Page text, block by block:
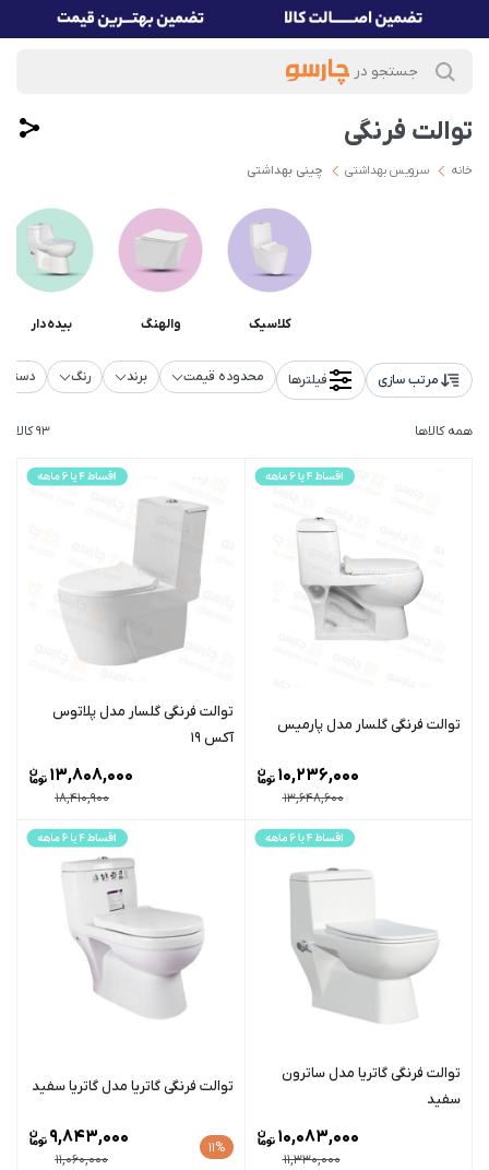
توالت فرنگی
خانه سرویس بهداشتی چینی بهداشتی
کلاسیک والهنگ بیده‌دار
93 کالا همه کالاها
مرتب سازی فیلترها محدوده قیمت برند رنگ
توالت فرنگی گلسار مدل پارمیس
13,648,600
10,236,000
توالت فرنگی گلسار مدل پلاتوس
آکس 19
18,410,900
13,808,000
توالت فرنگی گاتریا مدل ساترون
سفید
11,330,000
10,083,000
توالت فرنگی گاتریا مدل گاتریا سفید
11%
11,060,000
9,843,000